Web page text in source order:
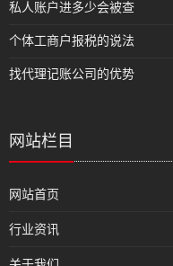
私人账户进多少会被查
个体工商户报税的说法
找代理记账公司的优势
网站栏目
网站首页
行业资讯